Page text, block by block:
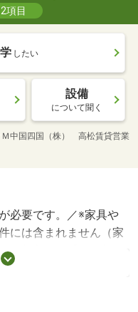
項目
したい
設備
について聞く
Ｍ中国四国（株） 高松賃貸営業
必要です。／※家具や
には含まれません（家
：加入要（【個人契
０００円（税込）、月
ャーメゾンライフＳＵ